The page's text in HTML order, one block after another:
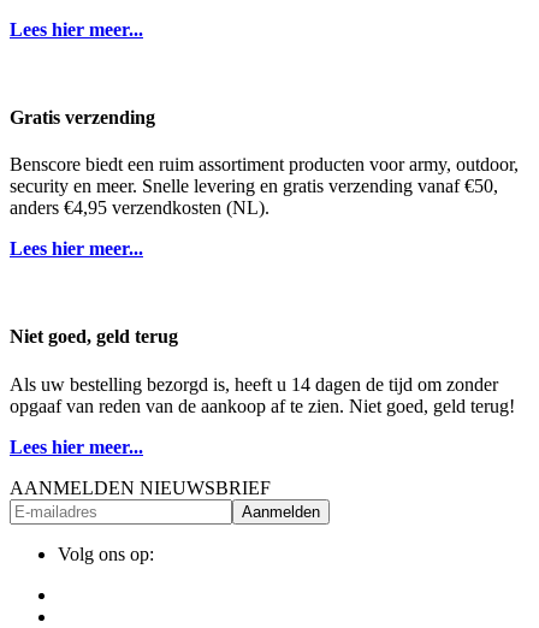
Lees hier meer...
Gratis verzending
Benscore biedt een ruim assortiment producten voor army, outdoor,
security en meer. Snelle levering en gratis verzending vanaf €50,
anders €4,95 verzendkosten (NL).
Lees hier meer...
Niet goed, geld terug
Als uw bestelling bezorgd is, heeft u 14 dagen de tijd om zonder
opgaaf van reden van de aankoop af te zien. Niet goed, geld terug!
Lees hier meer...
AANMELDEN NIEUWSBRIEF
Aanmelden
Volg ons op: